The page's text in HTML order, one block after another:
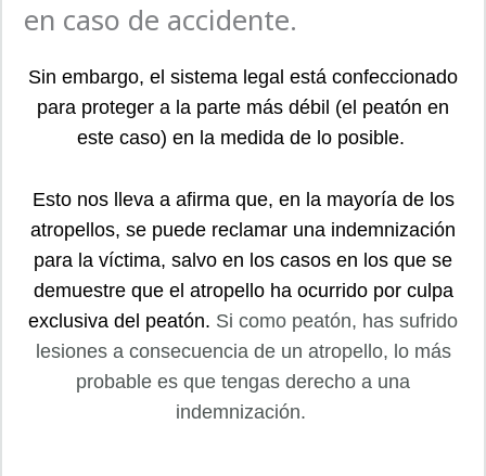
en caso de accidente.
Sin embargo, el sistema legal está confeccionado
para proteger a la parte más débil (el peatón en
este caso) en la medida de lo posible.
Esto nos lleva a afirma que, en la mayoría de los
atropellos, se puede reclamar una indemnización
para la víctima, salvo en los casos en los que se
demuestre que el atropello ha ocurrido por culpa
exclusiva del peatón. Si como peatón, has sufrido
lesiones a consecuencia de un atropello, lo más
probable es que tengas derecho a una
indemnización.